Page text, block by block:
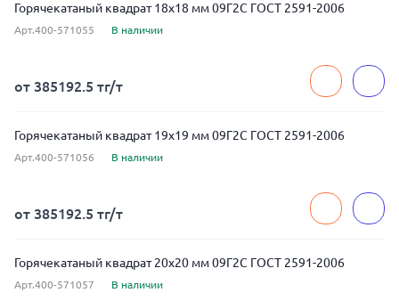
Горячекатаный квадрат 18x18 мм 09Г2С ГОСТ 2591-2006
Арт.400-571055 В наличии
от 385192.5 тг/т
Горячекатаный квадрат 19x19 мм 09Г2С ГОСТ 2591-2006
Арт.400-571056 В наличии
от 385192.5 тг/т
Горячекатаный квадрат 20x20 мм 09Г2С ГОСТ 2591-2006
Арт.400-571057 В наличии